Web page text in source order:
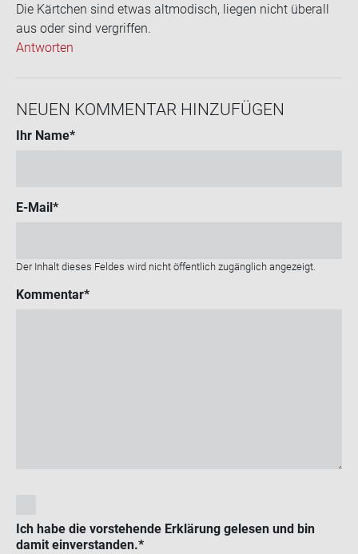
Die Kärt­chen sind etwas alt­mo­disch, lie­gen nicht über­all
aus oder sind ver­grif­fen.
Antworten
NEUEN KOM­MEN­TAR HIN­ZU­FÜ­GEN
Ihr Name
E-Mail
Der Inhalt dieses Feldes wird nicht öffentlich zugänglich angezeigt.
Kommentar
Ich habe die vorstehende Erklärung gelesen und bin
damit einverstanden.